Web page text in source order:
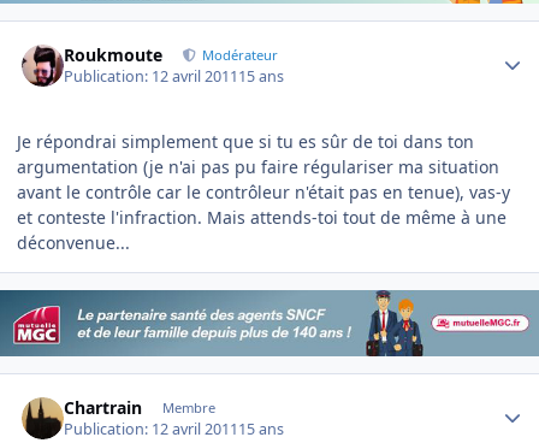
Roukmoute Modérateur
Publication: 12 avril 201115 ans
Je répondrai simplement que si tu es sûr de toi dans ton
argumentation (je n'ai pas pu faire régulariser ma situation
avant le contrôle car le contrôleur n'était pas en tenue), vas-y
et conteste l'infraction. Mais attends-toi tout de même à une
déconvenue...
Chartrain Membre
Publication: 12 avril 201115 ans